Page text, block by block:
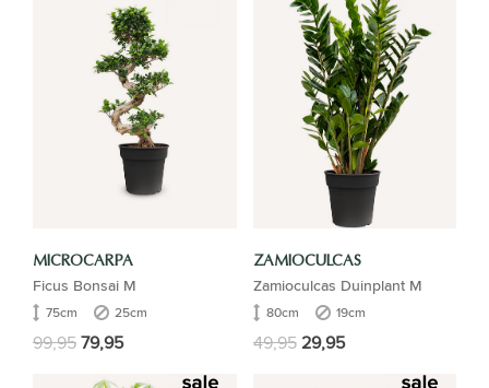
MICROCARPA
Ficus Bonsai M
75cm 25cm
99,9579,95
ZAMIOCULCAS
Zamioculcas Duinplant M
80cm 19cm
49,9529,95